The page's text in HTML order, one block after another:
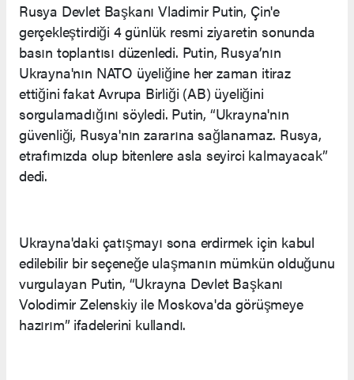
Rusya Devlet Başkanı Vladimir Putin, Çin'e
gerçekleştirdiği 4 günlük resmi ziyaretin sonunda
basın toplantısı düzenledi. Putin, Rusya’nın
Ukrayna'nın NATO üyeliğine her zaman itiraz
ettiğini fakat Avrupa Birliği (AB) üyeliğini
sorgulamadığını söyledi. Putin, “Ukrayna'nın
güvenliği, Rusya'nın zararına sağlanamaz. Rusya,
etrafımızda olup bitenlere asla seyirci kalmayacak”
dedi.
Ukrayna'daki çatışmayı sona erdirmek için kabul
edilebilir bir seçeneğe ulaşmanın mümkün olduğunu
vurgulayan Putin, “Ukrayna Devlet Başkanı
Volodimir Zelenskiy ile Moskova'da görüşmeye
hazırım” ifadelerini kullandı.